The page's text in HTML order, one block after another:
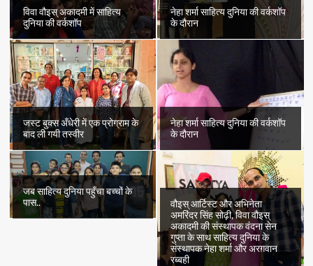
विवा वौइस् अकादमी में साहित्य
दुनिया की वर्कशॉप
नेहा शर्मा साहित्य दुनिया की वर्कशॉप
के दौरान
जस्ट बुक्स अँधेरी में एक प्रोग्राम के
बाद ली गयी तस्वीर
नेहा शर्मा साहित्य दुनिया की वर्कशॉप
के दौरान
जब साहित्य दुनिया पहुँचा बच्चों के
पास..
वौइस् आर्टिस्ट और अभिनेता
अमरिंदर सिंह सोढ़ी, विवा वौइस्
अकादमी की संस्थापक वंदना सेन
गुप्ता के साथ साहित्य दुनिया के
संस्थापक नेहा शर्मा और अरग़वान
रब्बही